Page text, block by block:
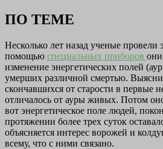
ПО ТЕМЕ
Несколько лет назад ученые провели
помощью специальных приборов они
изменение энергетических полей
умерших различной смертью.
скончавшихся от старости в первые
отличалось от ауры живых. Потом
вот энергетическое поле людей,
протяжении более трех суток
объясняется интерес ворожей и
всему, что с ними связано.